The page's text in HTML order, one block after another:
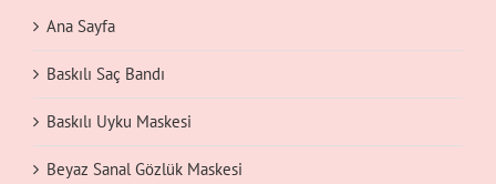
Ana Sayfa
Baskılı Saç Bandı
Baskılı Uyku Maskesi
Beyaz Sanal Gözlük Maskesi